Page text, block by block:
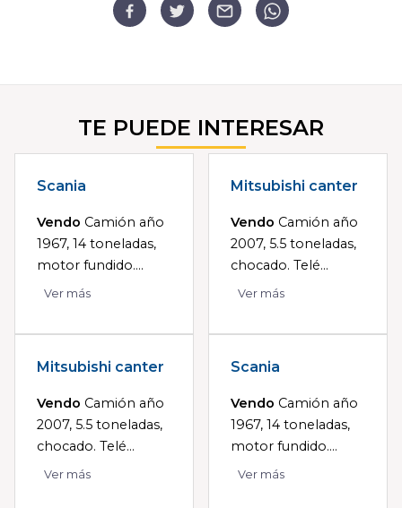
TE PUEDE INTERESAR
Scania
Vendo Camión año
1967, 14 toneladas,
motor fundido....
Ver más
Mitsubishi canter
Vendo Camión año
2007, 5.5 toneladas,
chocado. Telé...
Ver más
Mitsubishi canter
Vendo Camión año
2007, 5.5 toneladas,
chocado. Telé...
Ver más
Scania
Vendo Camión año
1967, 14 toneladas,
motor fundido....
Ver más